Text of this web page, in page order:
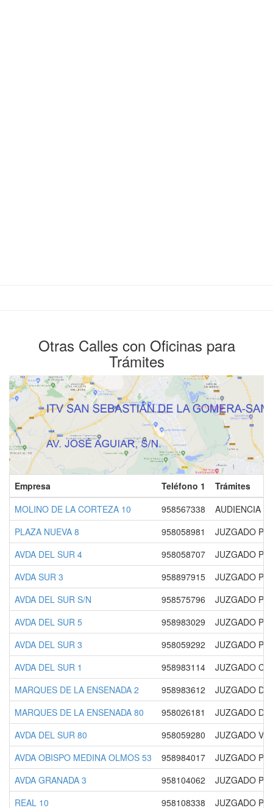
Otras Calles con Oficinas para
Trámites
Empresa Teléfono 1
Trámites
MOLINO DE LA CORTEZA 10
958567338
AUDIENCIA
PLAZA NUEVA 8
958058981
JUZGADO
AVDA DEL SUR 4
958058707
JUZGADO
AVDA SUR 3
958897915
JUZGADO
AVDA DEL SUR S/N
958575796
JUZGADO
AVDA DEL SUR 5
958983029
JUZGADO
AVDA DEL SUR 3
958059292
JUZGADO
AVDA DEL SUR 1
958983114
JUZGADO
MARQUES DE LA ENSENADA 2
958983612
JUZGADO
MARQUES DE LA ENSENADA 80
958026181
JUZGADO
AVDA DEL SUR 80
958059280
JUZGADO
AVDA OBISPO MEDINA OLMOS 53
958984017
JUZGADO
AVDA GRANADA 3
958104062
JUZGADO
REAL 10
958108338 JUZGADO